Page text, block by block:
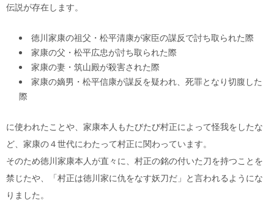
伝説が存在します。
徳川家康の祖父・松平清康が家臣の謀反で討ち取られた際
家康の父・松平広忠が討ち取られた際
家康の妻・筑山殿が殺害された際
家康の嫡男・松平信康が謀反を疑われ、死罪となり切腹した
際
に使われたことや、家康本人もたびたび村正によって怪我をしたな
ど、家康の４世代にわたって村正に関わっています。
そのため徳川家康本人が直々に、村正の銘の付いた刀を持つことを
禁じたや、「村正は徳川家に仇をなす妖刀だ」と言われるようにな
りました。